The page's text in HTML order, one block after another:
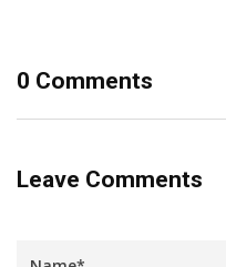
0 Comments
Leave Comments